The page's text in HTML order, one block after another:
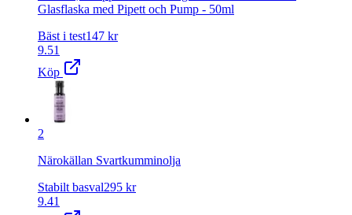
Glasflaska med Pipett och Pump - 50ml
Bäst i test147 kr
9.51
Köp
2
Närokällan Svartkumminolja
Stabilt basval295 kr
9.41